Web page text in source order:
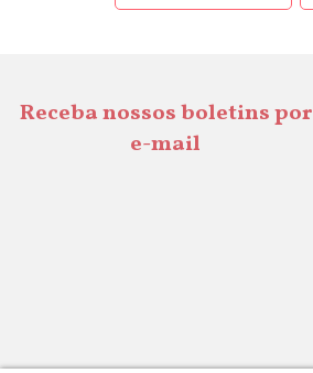
Receba nossos boletins por
e-mail